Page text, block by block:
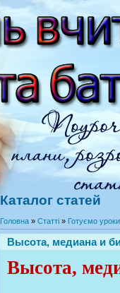
Каталог статей
Головна » Статті » Готуємо
Высота, медиана и
Высота,